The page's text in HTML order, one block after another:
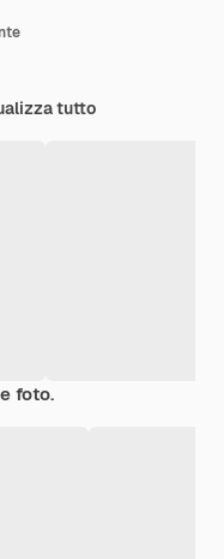
tutto
foto.